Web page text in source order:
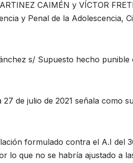
CAIMÉN y VÍCTOR
y Penal de la Adolescencia,
s/ Supuesto hecho
de julio de 2021 señala como
formulado contra el A.I del
lo que no se habría ajustado a